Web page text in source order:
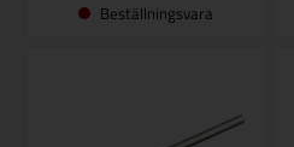
Beställningsvara